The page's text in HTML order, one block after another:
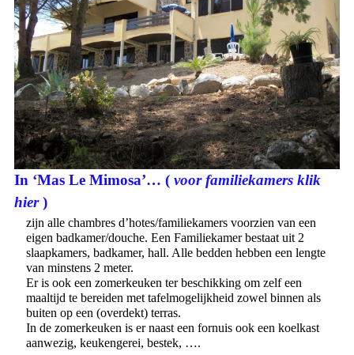
In ‘Mas Le Mimosa’… ( voor familiekamers klik
hier)
zijn alle chambres d’hotes/familiekamers voorzien van een
eigen badkamer/douche. Een Familiekamer bestaat uit 2
slaapkamers, badkamer, hall. Alle bedden hebben een lengte
van minstens 2 meter.
Er is ook een zomerkeuken ter beschikking om zelf een
maaltijd te bereiden met tafelmogelijkheid zowel binnen als
buiten op een (overdekt) terras.
In de zomerkeuken is er naast een fornuis ook een koelkast
aanwezig, keukengerei, bestek, ….